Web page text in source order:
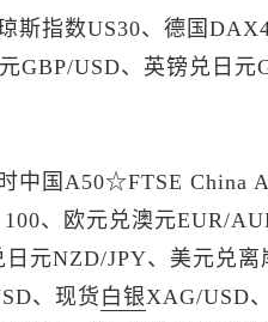
斯指数US30、德国
GBP/USD、 英镑兑日元
中国A50☆FTSE China
100、欧元兑澳元EUR/
元NZD/JPY、 美元兑离
、 现货 白银XAG/USD